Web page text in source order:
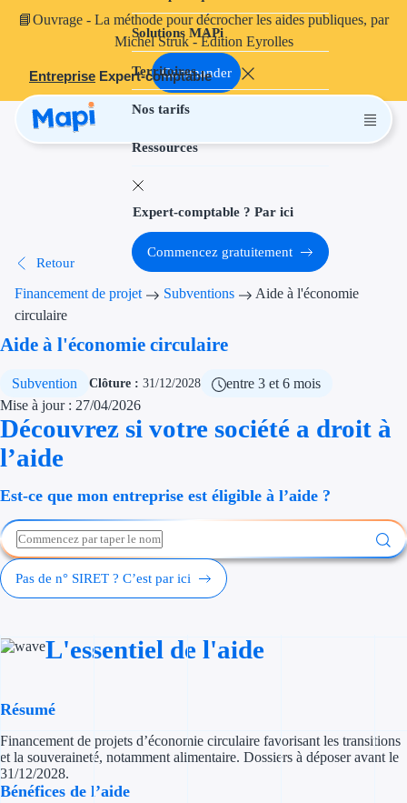
📘Ouvrage - La méthode pour décrocher les aides publiques, par
Michel Struk - Édition Eyrolles
Commander
Entreprise Expert-comptable
Solutions MAPi
Territoires
Nos tarifs
Ressources
Projets finançables
Aides à
Aides
Thématiques
Financement
Transition
Économies
Création
Aides sans
Expert-comptable ? Par ici
Commencez gratuitement
Retour
Financement de projet Subventions
Aide à l'économie
circulaire
Aide à l'économie circulaire
Subvention Clôture : 31/12/2028
entre 3 et 6 mois
Mise à jour : 27/04/2026
Découvrez si votre société a droit à
l’aide
Est-ce que mon entreprise est éligible à l’aide ?
Pas de n° SIRET ? C’est par ici
L'essentiel de l'aide
Résumé
Financement de projets d’économie circulaire favorisant les transitions
et la souveraineté, notamment alimentaire. Dossiers à déposer avant le
31/12/2028.
Bénéfices de l’aide